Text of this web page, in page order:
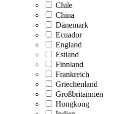
Chile
China
Dänemark
Ecuador
England
Estland
Finnland
Frankreich
Griechenland
Großbritannien
Hongkong